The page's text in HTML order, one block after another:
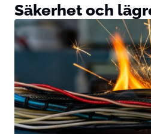
Säkerhet och